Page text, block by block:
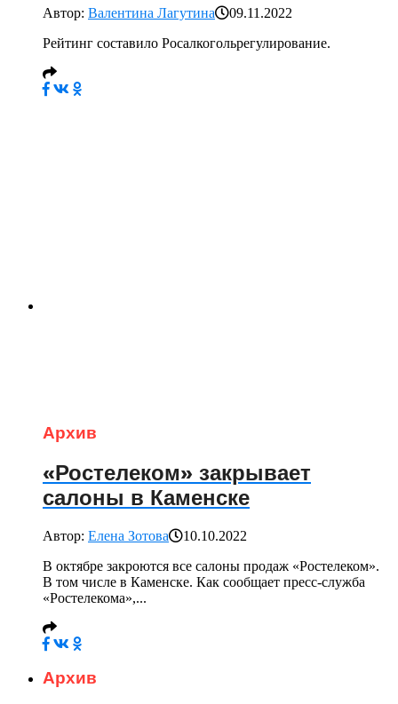
Автор: Валентина Лагутина
09.11.2022
Рейтинг составило Росалкогольрегулирование.
Архив
«Ростелеком» закрывает
салоны в Каменске
Автор: Елена Зотова
10.10.2022
В октябре закроются все салоны продаж «Ростелеком».
В том числе в Каменске. Как сообщает пресс-служба
«Ростелекома»,...
Архив